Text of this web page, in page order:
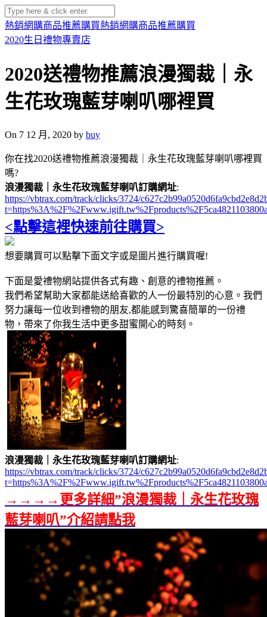
熱銷網購商品推薦購買熱銷網購商品推薦購買
2020生日禮物專賣店
2020送禮物推薦浪漫獨裁｜永
生花玫瑰藍芽喇叭哪裡買
On 7 12 月, 2020 by buy
你在找2020送禮物推薦浪漫獨裁｜永生花玫瑰藍芽喇叭哪裡買
嗎?
浪漫獨裁｜永生花玫瑰藍芽喇叭訂購網址:
https://vbtrax.com/track/clicks/3724/
<點擊這裡快速前往購買>
想要購買可以點擊下面文字或是圖片進行購買喔!
下面是愛禮物網站提供各式有趣、創意的禮物推薦。
我們希望幫助大家都能送給喜歡的人一份最特別的心意。我們
努力讓每一位收到禮物的朋友,都能感到驚喜簡單的一份禮
物，帶來了你我生活中更多甜蜜開心的時刻。
浪漫獨裁｜永生花玫瑰藍芽喇叭訂購網址:
https://vbtrax.com/track/clicks/3724/
→→→→更多詳細”浪漫獨裁｜永生花玫瑰
藍芽喇叭”介紹請點我